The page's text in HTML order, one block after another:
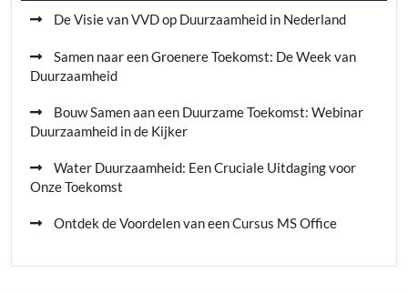
De Visie van VVD op Duurzaamheid in Nederland
Samen naar een Groenere Toekomst: De Week van
Duurzaamheid
Bouw Samen aan een Duurzame Toekomst: Webinar
Duurzaamheid in de Kijker
Water Duurzaamheid: Een Cruciale Uitdaging voor
Onze Toekomst
Ontdek de Voordelen van een Cursus MS Office